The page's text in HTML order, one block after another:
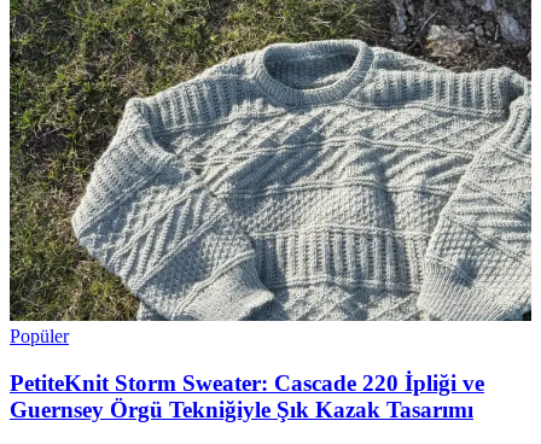
Popüler
PetiteKnit Storm Sweater: Cascade 220 İpliği ve
Guernsey Örgü Tekniğiyle Şık Kazak Tasarımı